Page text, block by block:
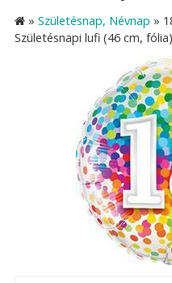
» Születésnap, Névnap »
Születésnapi lufi (46 cm, fólia)